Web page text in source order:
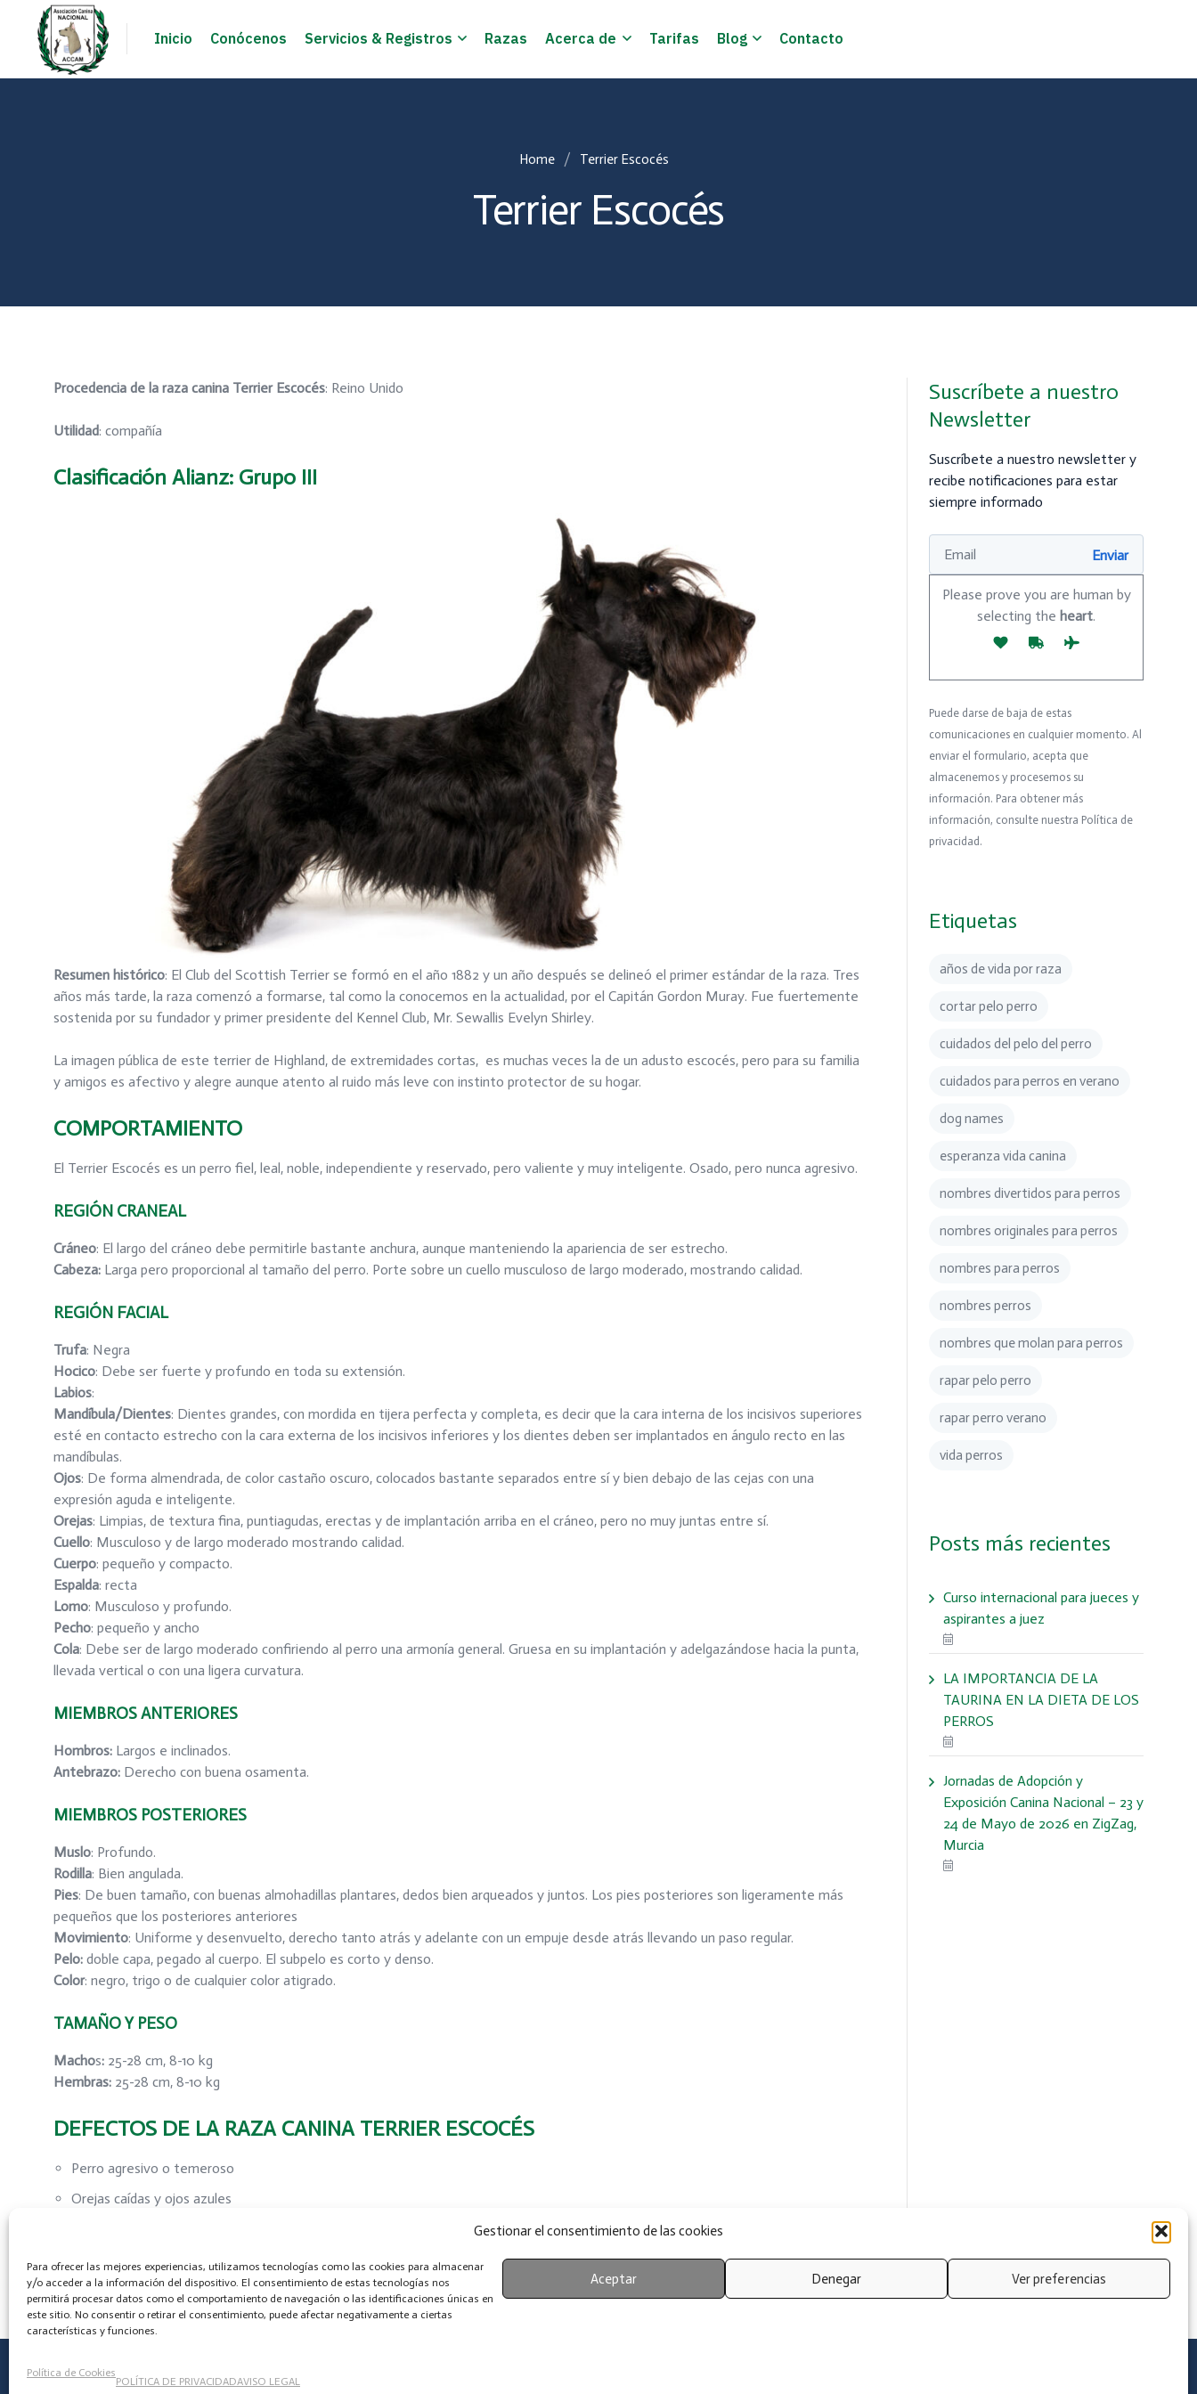
Gestionar el consentimiento de las cookies
Para ofrecer las mejores experiencias, utilizamos tecnologías como las cookies para almacenar
y/o acceder a la información del dispositivo. El consentimiento de estas tecnologías nos
permitirá procesar datos como el comportamiento de navegación o las identificaciones únicas en
este sitio. No consentir o retirar el consentimiento, puede afectar negativamente a ciertas
características y funciones.
Aceptar Denegar Ver preferencias
Política de Cookies
POLÍTICA DE PRIVACIDADAVISO LEGAL
Inicio Conócenos Servicios & Registros Razas Acerca de Tarifas Blog Contacto
Home Terrier Escocés
Terrier Escocés
Procedencia de la raza canina Terrier Escocés: Reino Unido
Utilidad: compañía
Clasificación Alianz: Grupo III
Resumen histórico: El Club del Scottish Terrier se formó en el año 1882 y un año después se delineó el primer estándar de la raza. Tres
años más tarde, la raza comenzó a formarse, tal como la conocemos en la actualidad, por el Capitán Gordon Muray. Fue fuertemente
sostenida por su fundador y primer presidente del Kennel Club, Mr. Sewallis Evelyn Shirley.
La imagen pública de este terrier de Highland, de extremidades cortas, es muchas veces la de un adusto escocés, pero para su familia
y amigos es afectivo y alegre aunque atento al ruido más leve con instinto protector de su hogar.
COMPORTAMIENTO
El Terrier Escocés es un perro fiel, leal, noble, independiente y reservado, pero valiente y muy inteligente. Osado, pero nunca agresivo.
REGIÓN CRANEAL
Cráneo: El largo del cráneo debe permitirle bastante anchura, aunque manteniendo la apariencia de ser estrecho.
Cabeza: Larga pero proporcional al tamaño del perro. Porte sobre un cuello musculoso de largo moderado, mostrando calidad.
REGIÓN FACIAL
Trufa: Negra
Hocico: Debe ser fuerte y profundo en toda su extensión.
Labios:
Mandíbula/Dientes: Dientes grandes, con mordida en tijera perfecta y completa, es decir que la cara interna de los incisivos superiores
esté en contacto estrecho con la cara externa de los incisivos inferiores y los dientes deben ser implantados en ángulo recto en las
mandíbulas.
Ojos: De forma almendrada, de color castaño oscuro, colocados bastante separados entre sí y bien debajo de las cejas con una
expresión aguda e inteligente.
Orejas: Limpias, de textura fina, puntiagudas, erectas y de implantación arriba en el cráneo, pero no muy juntas entre sí.
Cuello: Musculoso y de largo moderado mostrando calidad.
Cuerpo: pequeño y compacto.
Espalda: recta
Lomo: Musculoso y profundo.
Pecho: pequeño y ancho
Cola: Debe ser de largo moderado confiriendo al perro una armonía general. Gruesa en su implantación y adelgazándose hacia la punta,
llevada vertical o con una ligera curvatura.
MIEMBROS ANTERIORES
Hombros: Largos e inclinados.
Antebrazo: Derecho con buena osamenta.
MIEMBROS POSTERIORES
Muslo: Profundo.
Rodilla: Bien angulada.
Pies: De buen tamaño, con buenas almohadillas plantares, dedos bien arqueados y juntos. Los pies posteriores son ligeramente más
pequeños que los posteriores anteriores
Movimiento: Uniforme y desenvuelto, derecho tanto atrás y adelante con un empuje desde atrás llevando un paso regular.
Pelo: doble capa, pegado al cuerpo. El subpelo es corto y denso.
Color: negro, trigo o de cualquier color atigrado.
TAMAÑO Y PESO
Machos: 25-28 cm, 8-10 kg
Hembras: 25-28 cm, 8-10 kg
DEFECTOS DE LA RAZA CANINA TERRIER ESCOCÉS
Perro agresivo o temeroso
Orejas caídas y ojos azules
Suscríbete a nuestro
Newsletter
Suscríbete a nuestro newsletter y
recibe notificaciones para estar
siempre informado
Please prove you are human by
selecting the heart.
Puede darse de baja de estas
comunicaciones en cualquier momento. Al
enviar el formulario, acepta que
almacenemos y procesemos su
información. Para obtener más
información, consulte nuestra Política de
privacidad.
Etiquetas
años de vida por raza
cortar pelo perro
cuidados del pelo del perro
cuidados para perros en verano
dog names
esperanza vida canina
nombres divertidos para perros
nombres originales para perros
nombres para perros
nombres perros
nombres que molan para perros
rapar pelo perro
rapar perro verano
vida perros
Posts más recientes
Curso internacional para jueces y
aspirantes a juez
LA IMPORTANCIA DE LA
TAURINA EN LA DIETA DE LOS
PERROS
Jornadas de Adopción y
Exposición Canina Nacional – 23 y
24 de Mayo de 2026 en ZigZag,
Murcia